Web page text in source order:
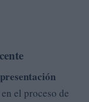
presentación
el proceso de